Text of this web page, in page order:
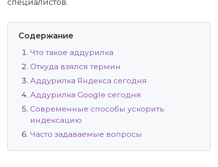
специалистов.
Содержание
Что такое аддурилка
Откуда взялся термин
Аддурилка Яндекса сегодня
Аддурилка Google сегодня
Современные способы ускорить
индексацию
Часто задаваемые вопросы